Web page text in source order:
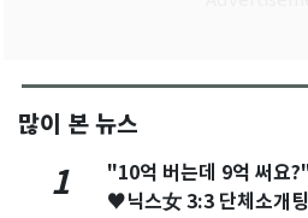
많이 본 뉴스
1
"10억 버는데 9억 써요
♥닉스女 3:3 단체소개